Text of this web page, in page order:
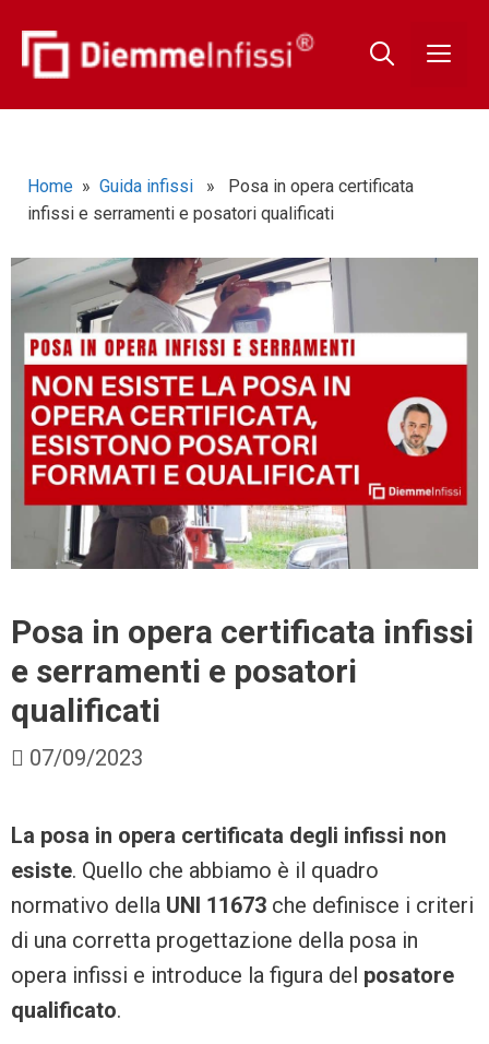
Home » Guida infissi » Posa in opera certificata
infissi e serramenti e posatori qualificati
Posa in opera certificata infissi
e serramenti e posatori
qualificati
07/09/2023
La posa in opera certificata degli infissi non
esiste. Quello che abbiamo è il quadro
normativo della UNI 11673 che definisce i criteri
di una corretta progettazione della posa in
opera infissi e introduce la figura del posatore
qualificato.